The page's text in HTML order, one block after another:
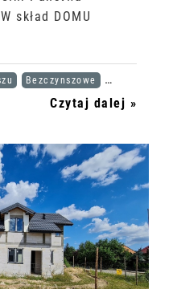
skład DOMU
Bezczynszowe Karta dużej
Czytaj dalej »